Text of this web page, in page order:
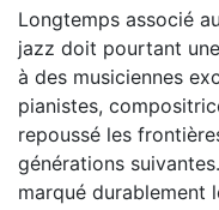
Longtemps associé
jazz doit pourtant
à des musiciennes
pianistes,
repoussé les
générations
marqué durablement